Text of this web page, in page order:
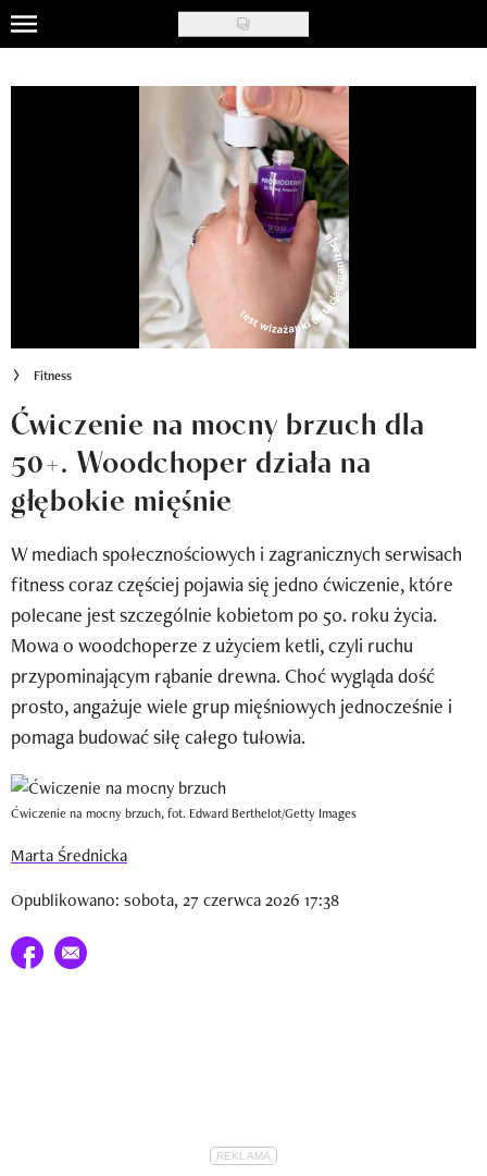
Skip
to
main
Klub Recenzentki
Newsy
Newsletter
Wizaz Summer Influ School
Mój profil / Zarejestruj się
Fitness
Ćwiczenie na mocny brzuch dla
50+. Woodchoper działa na
głębokie mięśnie
W mediach społecznościowych i zagranicznych serwisach
fitness coraz częściej pojawia się jedno ćwiczenie, które
polecane jest szczególnie kobietom po 50. roku życia.
Mowa o woodchoperze z użyciem ketli, czyli ruchu
przypominającym rąbanie drewna. Choć wygląda dość
prosto, angażuje wiele grup mięśniowych jednocześnie i
pomaga budować siłę całego tułowia.
Ćwiczenie na mocny brzuch, fot. Edward Berthelot/Getty Images
Marta Średnicka
Opublikowano: sobota, 27 czerwca 2026 17:38
Udostępnij na facebook
E-mail do przyjaciela